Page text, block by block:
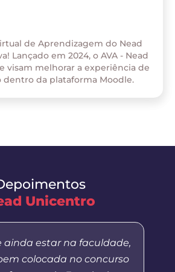
de Aprendizagem do Nead
Lançado em 2024, o AVA - Nead
visam melhorar a experiência de
dentro da plataforma Moodle.
Unicentro
ainda estar na faculdade,
colocada no concurso